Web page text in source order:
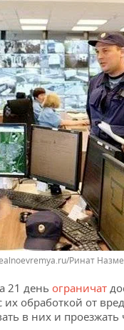
Ринат
21 день ограничат
их обработкой от
в них и проезжать